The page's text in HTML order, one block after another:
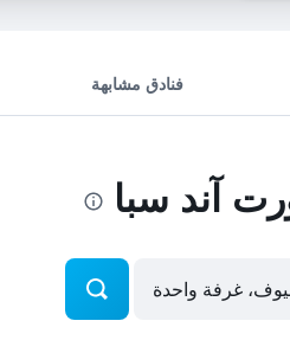
فنادق مشابهة
آند سبا